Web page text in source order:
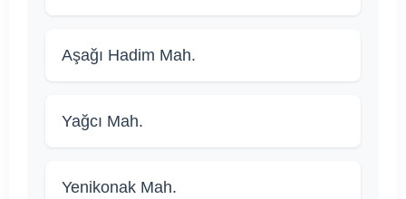
Aşağı Hadim Mah.
Yağcı Mah.
Yenikonak Mah.